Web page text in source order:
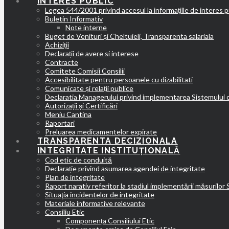
Legea 544/2001 privind accesul la informațiile de interes
Buletin Informativ
Note interne
Buget de Venituri și Cheltuieli, Transparenta salariala
Achiziții
Declarații de avere si interese
Contracte
Comitete Comisii Consilii
Accesibilitate pentru persoanele cu dizabilitati
Comunicate și relații publice
Declaratia Managerului privind implementarea Sistemului
Autorizații și Certificări
Meniu Cantina
Raportari
Preluarea medicamentelor expirate
TRANSPARENTA DECIZIONALA
INTEGRITATE INSTITUȚIONALĂ
Cod etic de conduită
Declarație privind asumarea agendei de integritate
Plan de integritate
Raport narativ referitor la stadiul implementării măsurilor
Situaţia incidentelor de integritate
Materiale informative relevante
Consiliu Etic
Componența Consiliului Etic